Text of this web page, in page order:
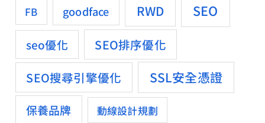
FB goodface RWD SEO
seo優化
SEO排序優化
SEO搜尋引擎優化
SSL安全憑證
保養品牌 動線設計規劃